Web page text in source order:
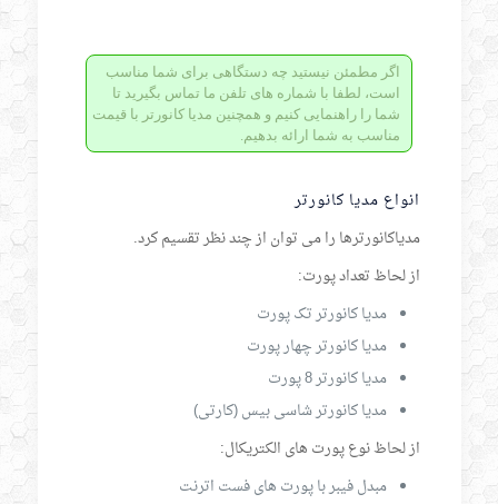
اگر مطمئن نیستید چه دستگاهی برای شما مناسب
است، لطفا با شماره های تلفن ما تماس بگیرید تا
شما را راهنمایی کنیم و همچنین مدیا کانورتر با قیمت
مناسب به شما ارائه بدهیم.
انواع مدیا کانورتر
مدیاکانورترها را می توان از چند نظر تقسیم کرد.
از لحاظ تعداد پورت:
مدیا کانورتر تک پورت
مدیا کانورتر چهار پورت
مدیا کانورتر 8 پورت
مدیا کانورتر شاسی بیس (کارتی)
از لحاظ نوع پورت های الکتریکال:
مبدل فیبر با پورت های فست اترنت